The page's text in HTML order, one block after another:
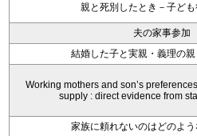
親と死別したとき－子ど
夫の家事参加
結婚した子と実親・義理の親
Working mothers and son’s
supply : direct evidence from
家族に頼れないのはどのよう